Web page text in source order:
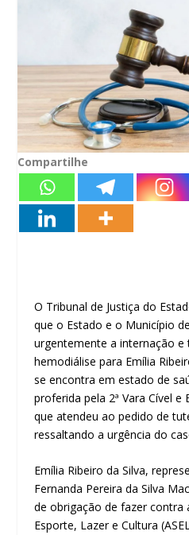
Compartilhe
O Tribunal de Justiça do
que o Estado e o Município
urgentemente a internação
hemodiálise para Emília
se encontra em estado de
proferida pela 2ª Vara Cível e
que atendeu ao pedido de
ressaltando a urgência do
Emília Ribeiro da Silva,
Fernanda Pereira da Silva
de obrigação de fazer contra
Esporte, Lazer e Cultura